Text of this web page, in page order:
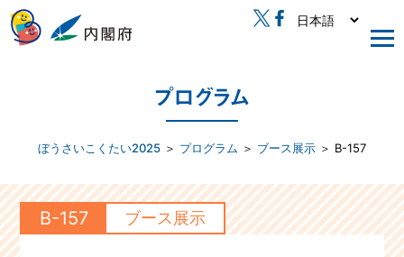
プログラム
ぼうさいこくたい2025 ＞ プログラム ＞ ブース展示 ＞ B-157
B-157 ブース展示